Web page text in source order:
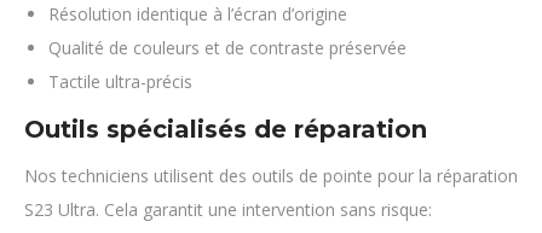
Résolution identique à l’écran d’origine
Qualité de couleurs et de contraste préservée
Tactile ultra-précis
Outils spécialisés de réparation
Nos techniciens utilisent des outils de pointe pour la réparation
S23 Ultra. Cela garantit une intervention sans risque: